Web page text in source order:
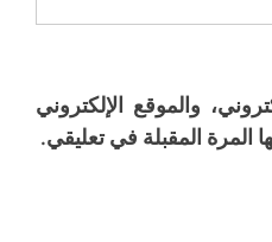
والموقع الإلكتروني
المرة المقبلة في تعليقي.